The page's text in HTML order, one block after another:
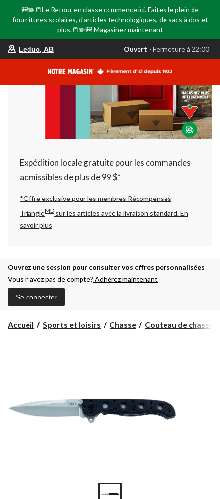
🎒✏️📒Le Retour en classe commence ici. Faites le plein de
fournitures scolaires, d'articles technologiques, de sacs à dos et
plus.📒✏️🎒 Magasinez maintenant
votre
est
AB,
Ouvert,
Fermeture
à
22:00
changer
Leduc, AB Ouvert ⋅ Fermeture à 22:00
Expédition locale gratuite pour les commandes
admissibles de plus de 99 $*
*Offre exclusive pour les membres Récompenses
TriangleMD sur les articles avec la livraison standard.En
savoir plus
Ouvrez une session pour consulter vos offres personnalisées
Vous n’avez pas de compte? Adhérez maintenant
Se connecter
Accueil Sports et loisirs Chasse Couteau de chasse